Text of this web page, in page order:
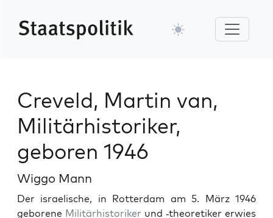
Creveld, Martin van,
Militärhistoriker,
geboren 1946
Wiggo Mann
Der israelis­che, in Rot­ter­dam am 5. März 1946
geborene Mil­itärhis­torik­er und ‑the­o­retik­er erwies